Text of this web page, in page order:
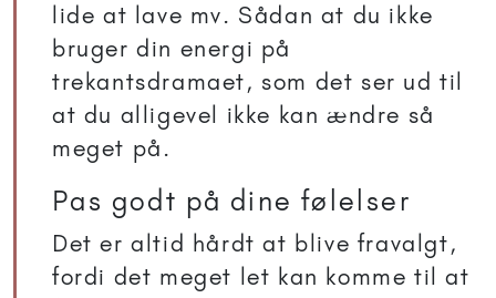
lide at lave mv. Sådan at du ikke
bruger din energi på
trekantsdramaet, som det ser ud til
at du alligevel ikke kan ændre så
meget på.
Pas godt på dine følelser
Det er altid hårdt at blive fravalgt,
fordi det meget let kan komme til at